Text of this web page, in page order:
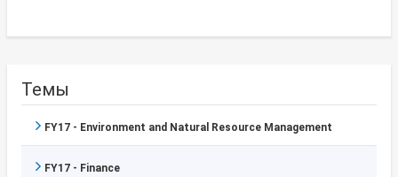
Темы
FY17 - Environment and Natural Resource Management
FY17 - Finance